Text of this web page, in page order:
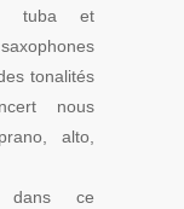
tuba et
tonalités
nous
alto,
dans ce